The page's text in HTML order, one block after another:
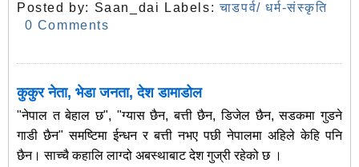
Posted by: Saan_dai Labels:चाडपर्व/ धर्म-संस्कृति
0 Comments
कुकुर नेता, भेडा जनता, देश डामाडोल
"नेपाल त बेहाल छ", "ग्यास छैन, बत्ती छैन, डिजेल छैन, सडकमा गुडने
गाडी छैन" समष्टिमा ईन्धन र बत्ती नभए पछी नेपालमा अहिले केहि पनि
छैन। साच्चै कहालि लाग्दो अबस्थाबाट देश गुज्री रहेको छ ।